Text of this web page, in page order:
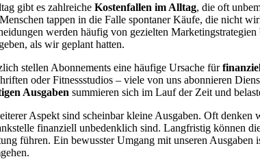
gibt es zahlreiche Kostenfallen im Alltag, die oft
tappen in die Falle spontaner Käufe, die nicht
werden häufig von gezielten
als wir geplant hatten.
stellen Abonnements eine häufige Ursache für
oder Fitnessstudios – viele von uns abonnieren
Ausgaben summieren sich im Lauf der Zeit und
Aspekt sind scheinbar kleine Ausgaben. Oft denken
finanziell unbedenklich sind. Langfristig können
führen. Ein bewusster Umgang mit unseren Ausgaben